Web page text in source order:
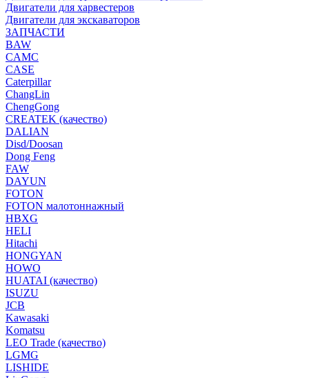
Двигатели для харвестеров
Двигатели для экскаваторов
ЗАПЧАСТИ
BAW
CAMC
CASE
Caterpillar
ChangLin
ChengGong
CREATEK (качество)
DALIAN
Disd/Doosan
Dong Feng
FAW
DAYUN
FOTON
FOTON малотоннажный
HBXG
HELI
Hitachi
HONGYAN
HOWO
HUATAI (качество)
ISUZU
JCB
Kawasaki
Komatsu
LEO Trade (качество)
LGMG
LISHIDE